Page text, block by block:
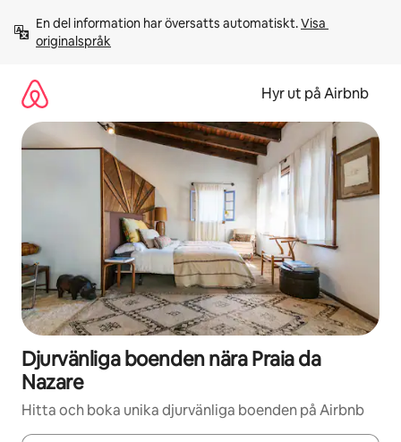
innehåll
En del information har översatts automatiskt. Visa
originalspråk
Hyr ut på Airbnb
Djurvänliga boenden nära Praia da
Nazare
Hitta och boka unika djurvänliga boenden på Airbnb